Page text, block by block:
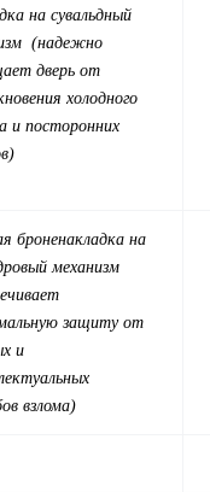
на сувальдный
(надежно
дверь от
холодного
и посторонних
броненакладка на
механизм
защиту от
и
взлома)